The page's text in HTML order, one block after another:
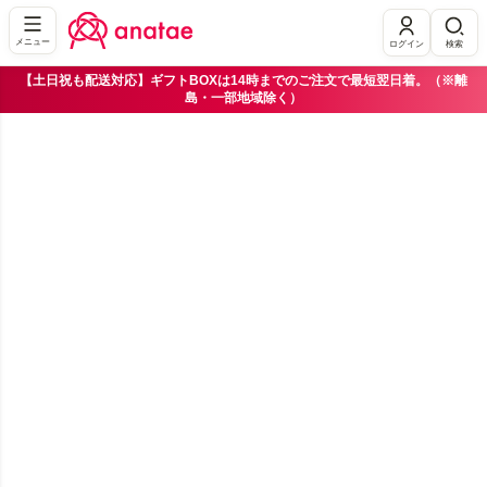
メニュー ログイン 検索
【土日祝も配送対応】ギフトBOXは14時までのご注文で最短翌日着。（※離
島・一部地域除く）